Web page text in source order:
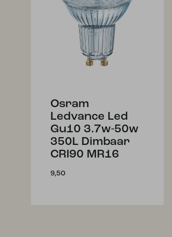
Osram
Ledvance Led
Gu10 3.7w-50w
350L Dimbaar
CRI90 MR16
9,50